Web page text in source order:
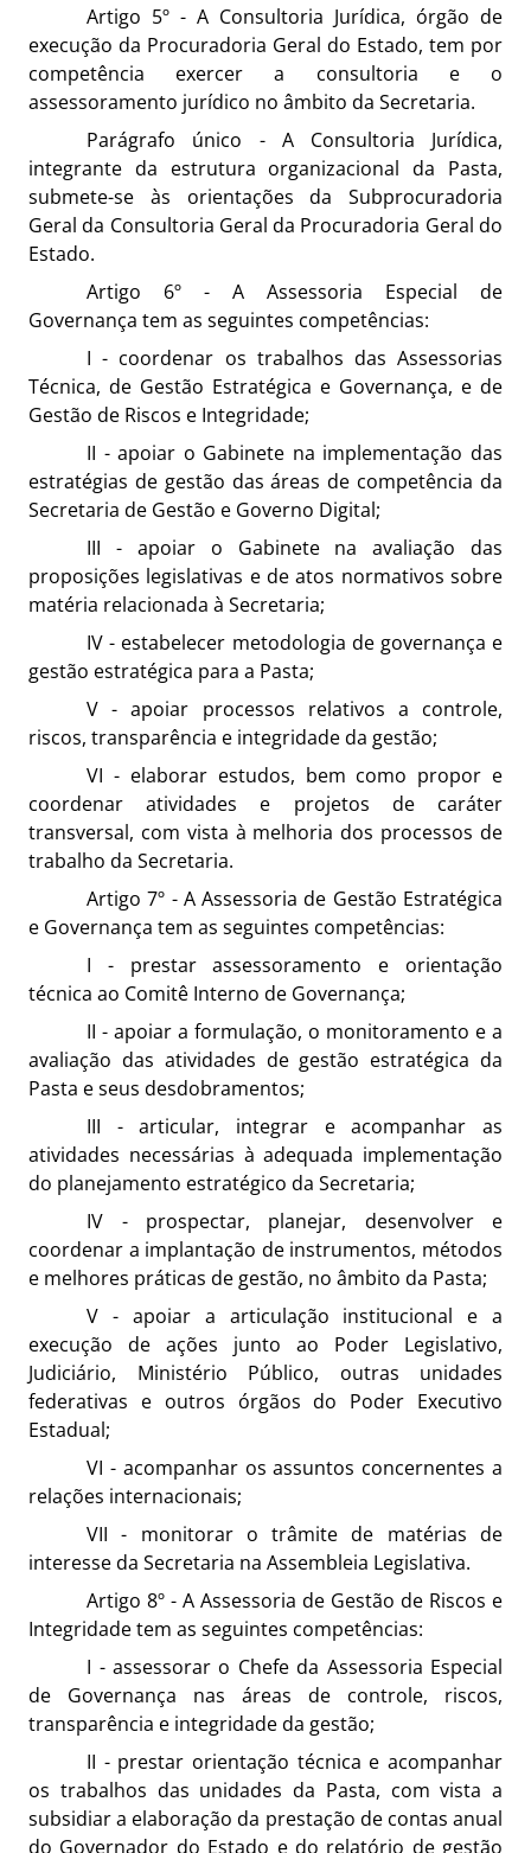
Artigo 5º - A Consultoria Jurídica, órgão de
execução da Procuradoria Geral do Estado, tem por
competência exercer a consultoria e o
assessoramento jurídico no âmbito da Secretaria.
Parágrafo único - A Consultoria Jurídica,
integrante da estrutura organizacional da Pasta,
submete-se às orientações da Subprocuradoria
Geral da Consultoria Geral da Procuradoria Geral do
Estado.
Artigo 6º - A Assessoria Especial de
Governança tem as seguintes competências:
I - coordenar os trabalhos das Assessorias
Técnica, de Gestão Estratégica e Governança, e de
Gestão de Riscos e Integridade;
II - apoiar o Gabinete na implementação das
estratégias de gestão das áreas de competência da
Secretaria de Gestão e Governo Digital;
III - apoiar o Gabinete na avaliação das
proposições legislativas e de atos normativos sobre
matéria relacionada à Secretaria;
IV - estabelecer metodologia de governança e
gestão estratégica para a Pasta;
V - apoiar processos relativos a controle,
riscos, transparência e integridade da gestão;
VI - elaborar estudos, bem como propor e
coordenar atividades e projetos de caráter
transversal, com vista à melhoria dos processos de
trabalho da Secretaria.
Artigo 7º - A Assessoria de Gestão Estratégica
e Governança tem as seguintes competências:
I - prestar assessoramento e orientação
técnica ao Comitê Interno de Governança;
II - apoiar a formulação, o monitoramento e a
avaliação das atividades de gestão estratégica da
Pasta e seus desdobramentos;
III - articular, integrar e acompanhar as
atividades necessárias à adequada implementação
do planejamento estratégico da Secretaria;
IV - prospectar, planejar, desenvolver e
coordenar a implantação de instrumentos, métodos
e melhores práticas de gestão, no âmbito da Pasta;
V - apoiar a articulação institucional e a
execução de ações junto ao Poder Legislativo,
Judiciário, Ministério Público, outras unidades
federativas e outros órgãos do Poder Executivo
Estadual;
VI - acompanhar os assuntos concernentes a
relações internacionais;
VII - monitorar o trâmite de matérias de
interesse da Secretaria na Assembleia Legislativa.
Artigo 8º - A Assessoria de Gestão de Riscos e
Integridade tem as seguintes competências:
I - assessorar o Chefe da Assessoria Especial
de Governança nas áreas de controle, riscos,
transparência e integridade da gestão;
II - prestar orientação técnica e acompanhar
os trabalhos das unidades da Pasta, com vista a
subsidiar a elaboração da prestação de contas anual
do Governador do Estado e do relatório de gestão